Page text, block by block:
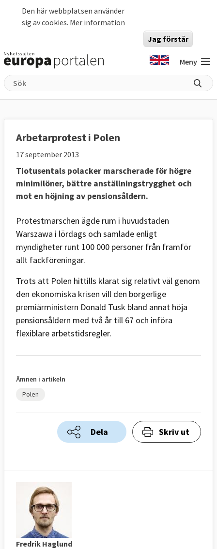
Den här webbplatsen använder
sig av cookies. Mer information
Jag förstår
Meny
Arbetarprotest i Polen
17 september 2013
Tiotusentals polacker marscherade för högre
minimilöner, bättre anställningstrygghet och
mot en höjning av pensionsåldern.
Protestmarschen ägde rum i huvudstaden
Warszawa i lördags och samlade enligt
myndigheter runt 100 000 personer från framför
allt fackföreningar.
Trots att Polen hittills klarat sig relativt väl genom
den ekonomiska krisen vill den borgerlige
premiärministern Donald Tusk bland annat höja
pensionsåldern med två år till 67 och införa
flexiblare arbetstidsregler.
Ämnen i artikeln
Polen
Dela Skriv ut
Fredrik Haglund